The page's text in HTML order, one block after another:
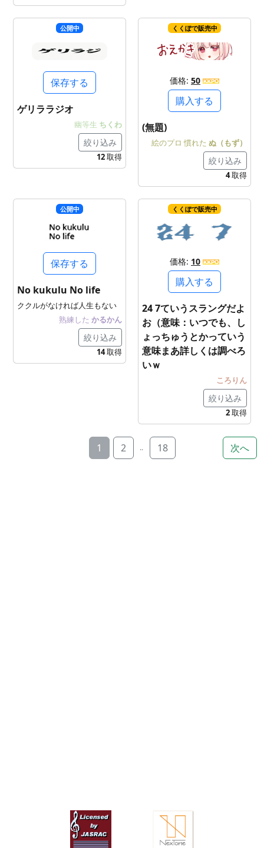
公開中
保存する
ゲリララジオ
幽等生 ちくわ
絞り込み
12取得
くくぽで販売中
価格: 50
購入する
(無題)
絵のプロ 慣れた ぬ（もず）
絞り込み
4取得
公開中
保存する
No kukulu No life
ククルがなければ人生もない
熟練した かるかん
絞り込み
14取得
くくぽで販売中
価格: 10
購入する
24 7ていうスラングだよ
お（意味：いつでも、し
ょっちゅうとかっていう
意味まあ詳しくは調べろ
いｗ
ころりん
絞り込み
2取得
1 2 .. 18 次へ